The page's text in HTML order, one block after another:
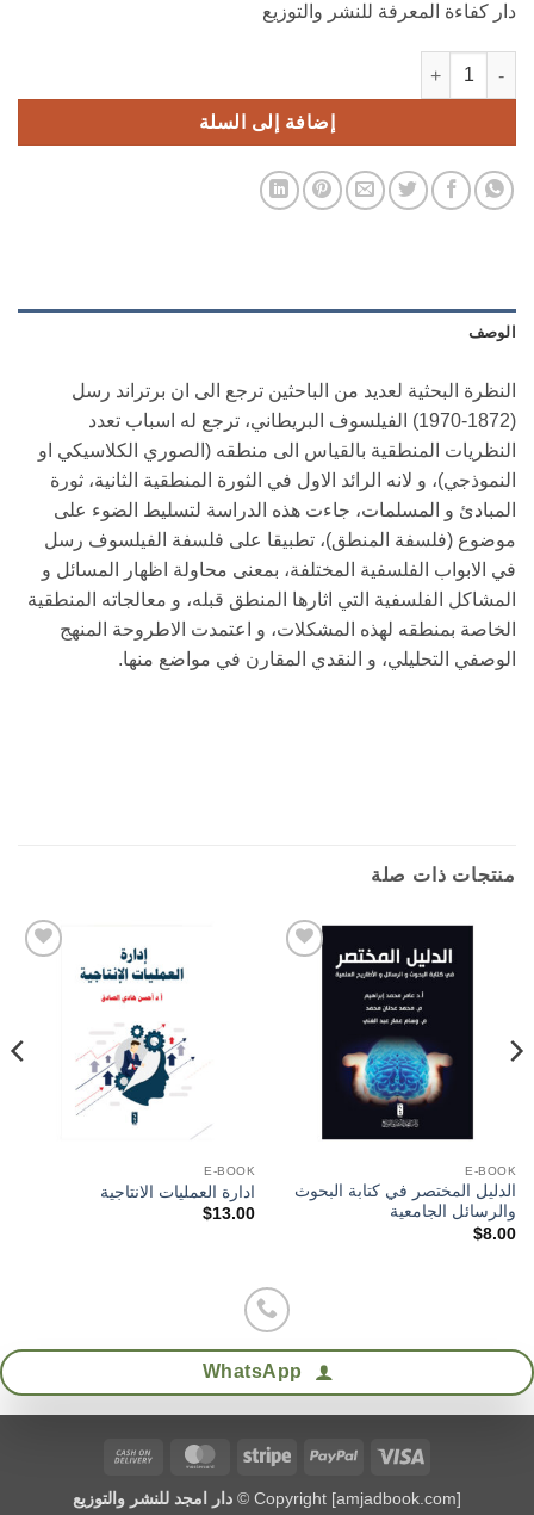
دار كفاءة المعرفة للنشر والتوزيع
كمية فلسفة المنطق عند برتراند رسل
إضافة إلى السلة
الوصف
النظرة البحثية لعديد من الباحثين ترجع الى ان برتراند رسل
(1872-1970) الفيلسوف البريطاني، ترجع له اسباب تعدد
النظريات المنطقية بالقياس الى منطقه (الصوري الكلاسيكي او
النموذجي)، و لانه الرائد الاول في الثورة المنطقية الثانية، ثورة
المبادئ و المسلمات، جاءت هذه الدراسة لتسليط الضوء على
موضوع (فلسفة المنطق)، تطبيقا على فلسفة الفيلسوف رسل
في الابواب الفلسفية المختلفة، بمعنى محاولة اظهار المسائل و
المشاكل الفلسفية التي اثارها المنطق قبله، و معالجاته المنطقية
الخاصة بمنطقه لهذه المشكلات، و اعتمدت الاطروحة المنهج
الوصفي التحليلي، و النقدي المقارن في مواضع منها.
منتجات ذات صلة
E-BOOK
الدليل المختصر في كتابة البحوث
والرسائل الجامعية
$8.00
E-BOOK
ادارة العمليات الانتاجية
$13.00
WhatsApp
Visa
PayPal
Stripe
MasterCard
Delivery
Copyright [amjadbook.com] © دار امجد للنشر والتوزيع